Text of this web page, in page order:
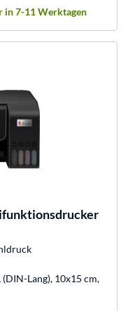
in 7-11 Werktagen
Lang), 10x15 cm,